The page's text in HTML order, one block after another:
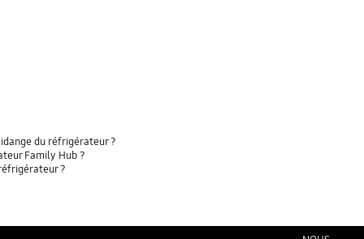
du réfrigérateur ?
Family Hub ?
?